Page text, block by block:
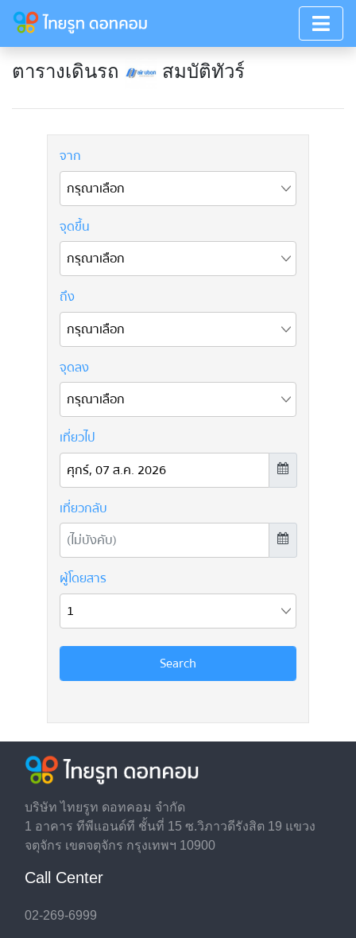
ตารางเดินรถ สมบัติทัวร์
บริษัท ไทยรูท ดอทคอม จำกัด
1 อาคาร ทีพีแอนด์ที ชั้นที่ 15 ซ.วิภาวดีรังสิต 19 แขวง
จตุจักร เขตจตุจักร กรุงเทพฯ 10900
Call Center
02-269-6999